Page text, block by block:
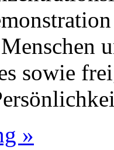
sowie
»